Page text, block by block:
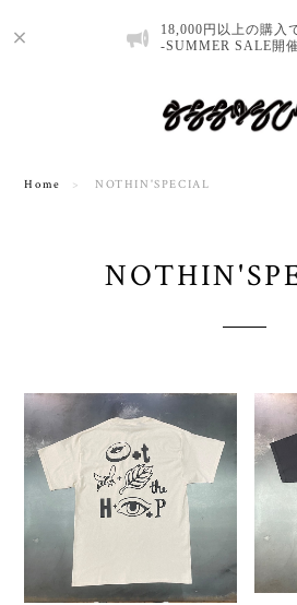
18,000円以上の購入
-SUMMER SALE開
Home NOTHIN'SPECIAL